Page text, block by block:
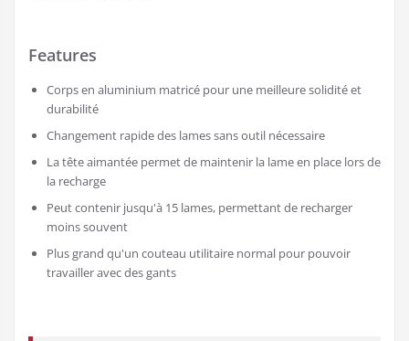
Features
Corps en aluminium matricé pour une meilleure solidité et
durabilité
Changement rapide des lames sans outil nécessaire
La tête aimantée permet de maintenir la lame en place lors de
la recharge
Peut contenir jusqu'à 15 lames, permettant de recharger
moins souvent
Plus grand qu'un couteau utilitaire normal pour pouvoir
travailler avec des gants